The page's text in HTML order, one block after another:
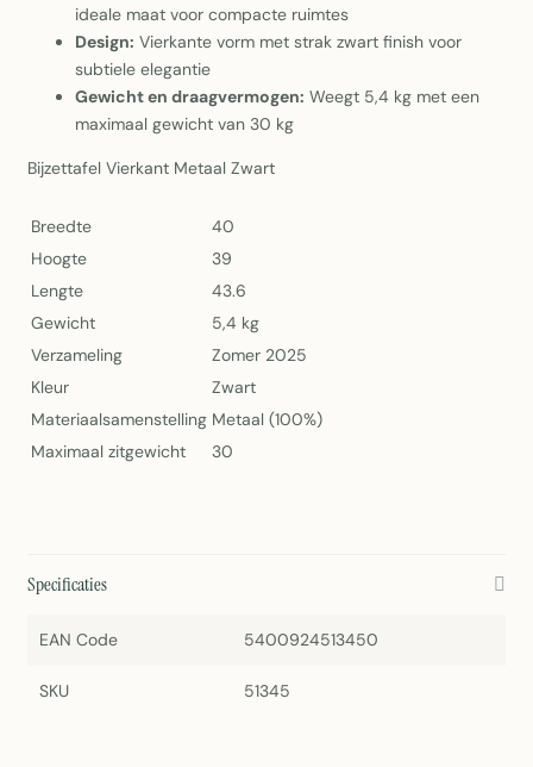
ideale maat voor compacte ruimtes
Design: Vierkante vorm met strak zwart finish voor
subtiele elegantie
Gewicht en draagvermogen: Weegt 5,4 kg met een
maximaal gewicht van 30 kg
Bijzettafel Vierkant Metaal Zwart
Breedte
40
Hoogte
39
Lengte
43.6
Gewicht
5,4 kg
Verzameling
Zomer 2025
Kleur
Zwart
Materiaalsamenstelling Metaal (100%)
Maximaal zitgewicht
30
Specificaties
EAN Code 5400924513450
SKU 51345